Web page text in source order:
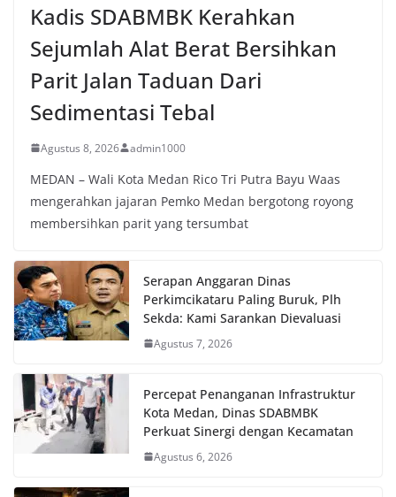
Kadis SDABMBK Kerahkan
Sejumlah Alat Berat Bersihkan
Parit Jalan Taduan Dari
Sedimentasi Tebal
Agustus 8, 2026 admin1000
MEDAN – Wali Kota Medan Rico Tri Putra Bayu Waas
mengerahkan jajaran Pemko Medan bergotong royong
membersihkan parit yang tersumbat
Serapan Anggaran Dinas
Perkimcikataru Paling Buruk, Plh
Sekda: Kami Sarankan Dievaluasi
Agustus 7, 2026
Percepat Penanganan Infrastruktur
Kota Medan, Dinas SDABMBK
Perkuat Sinergi dengan Kecamatan
Agustus 6, 2026